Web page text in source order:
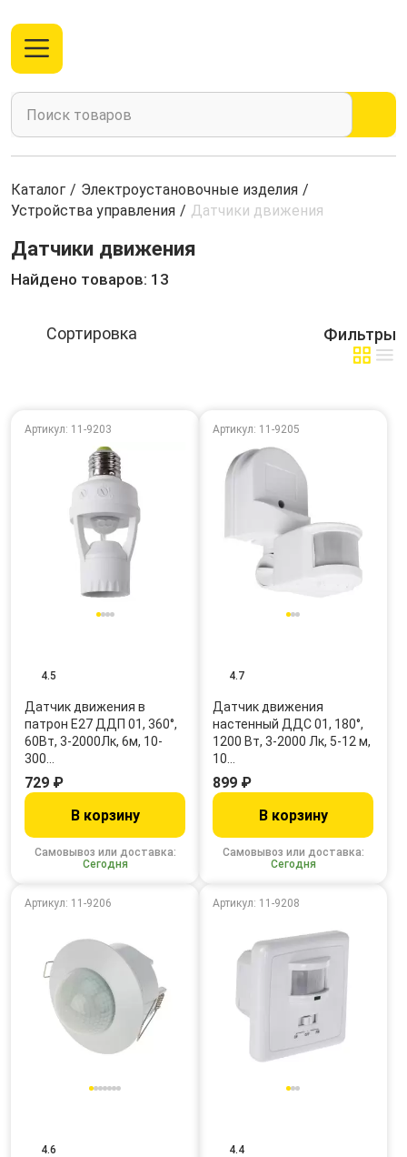
Каталог / Электроустановочные изделия /
Устройства управления / Датчики движения
Датчики движения
Найдено товаров: 13
Фильтры
Артикул: 11-9203
4.5
Датчик движения в
патрон E27 ДДП 01, 360°,
60Вт, 3-2000Лк, 6м, 10-
300…
Самовывоз или доставка:
Сегодня
729 ₽
В корзину
Артикул: 11-9205
4.7
Датчик движения
настенный ДДС 01, 180°,
1200 Вт, 3-2000 Лк, 5-12 м,
10…
Самовывоз или доставка:
Сегодня
899 ₽
В корзину
Артикул: 11-9206
4.6
Артикул: 11-9208
4.4